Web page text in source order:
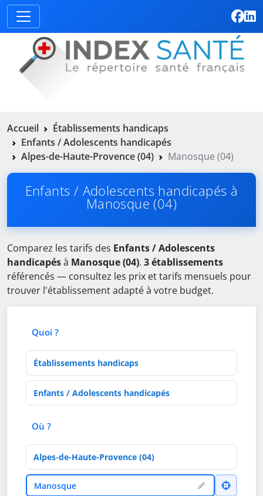
Accueil
Établissements handicaps
Enfants / Adolescents handicapés
Alpes-de-Haute-Provence (04)
Manosque (04)
Enfants / Adolescents handicapés à
Manosque (04)
Comparez les tarifs des Enfants / Adolescents
handicapésà Manosque (04). 3 établissements
référencés — consultez les prix et tarifs mensuels pour
trouver l'établissement adapté à votre budget.
Quoi ?
Type d'établissement
Activités de soins
Où ?
Département
VilleManosque